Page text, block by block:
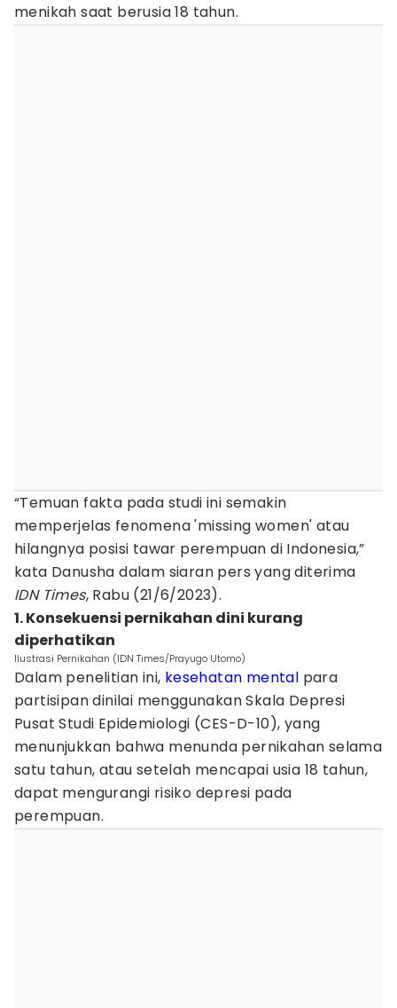
menikah saat berusia 18 tahun.
“Temuan fakta pada studi ini semakin
memperjelas fenomena 'missing women' atau
hilangnya posisi tawar perempuan di Indonesia,”
kata Danusha dalam siaran pers yang diterima
IDN Times, Rabu (21/6/2023).
1. Konsekuensi pernikahan dini kurang
diperhatikan
Ilustrasi Pernikahan (IDN Times/Prayugo Utomo)
Dalam penelitian ini, kesehatan mental para
partisipan dinilai menggunakan Skala Depresi
Pusat Studi Epidemiologi (CES-D-10), yang
menunjukkan bahwa menunda pernikahan selama
satu tahun, atau setelah mencapai usia 18 tahun,
dapat mengurangi risiko depresi pada
perempuan.